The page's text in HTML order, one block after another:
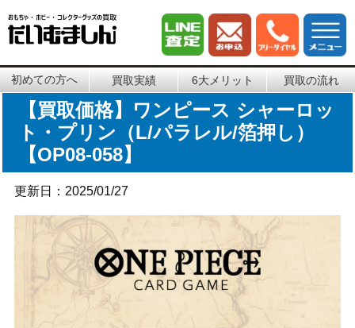
初めての方へ 買取実績 6大メリット 買取の流れ
【買取価格】ワンピース シャーロッ
ト・プリン（L/パラレル/箔押し）
【OP08-058】
更新日：2025/01/27